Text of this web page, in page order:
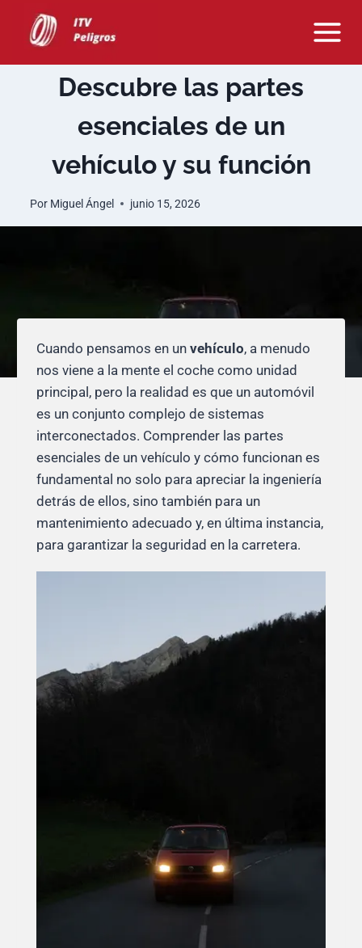
Descubre las partes
esenciales de un
vehículo y su función
Por Miguel Ángel junio 15, 2026
Cuando pensamos en un vehículo, a menudo
nos viene a la mente el coche como unidad
principal, pero la realidad es que un automóvil
es un conjunto complejo de sistemas
interconectados. Comprender las partes
esenciales de un vehículo y cómo funcionan es
fundamental no solo para apreciar la ingeniería
detrás de ellos, sino también para un
mantenimiento adecuado y, en última instancia,
para garantizar la seguridad en la carretera.